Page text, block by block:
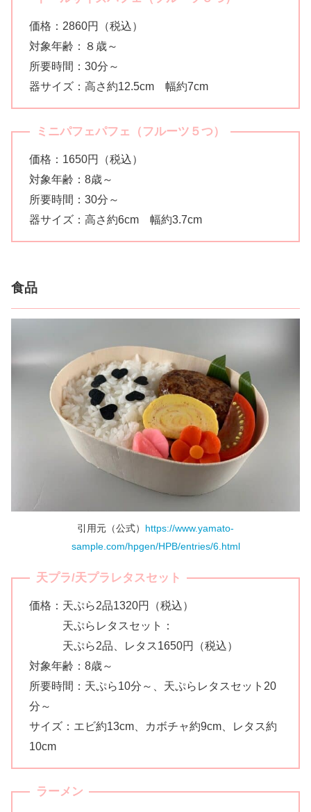
価格：2860円（税込）
対象年齢：８歳～
所要時間：30分～
器サイズ：高さ約12.5cm 幅約7cm
ミニパフェパフェ（ フルーツ ５つ）
価格：1650円（税込）
対象年齢：8歳～
所要時間：30分～
器サイズ：高さ約6cm 幅約3.7cm
食品
引用元（公式） https://www.yamato-
sample.com/hpgen/HPB/entries/6.html
天プラ/天プラレタスセット
価格：天ぷら2品1320円（税込）
天ぷらレタスセット：
天ぷら2品、レタス1650円（税込）
対象年齢：8歳～
所要時間：天ぷら10分～、天ぷらレタスセット20
分～
サイズ：エビ約13cm、カボチャ約9cm、レタス約
10cm
ラーメン